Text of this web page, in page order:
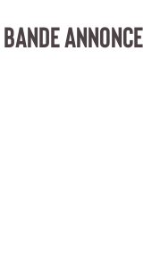
BANDE ANNONCE